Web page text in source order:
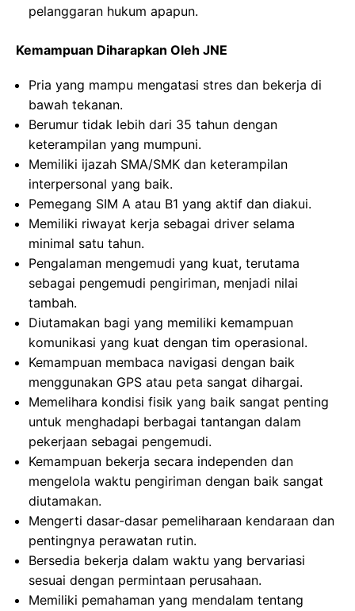
pelanggaran hukum apapun.
Kemampuan Diharapkan Oleh JNE
Pria yang mampu mengatasi stres dan bekerja di
bawah tekanan.
Berumur tidak lebih dari 35 tahun dengan
keterampilan yang mumpuni.
Memiliki ijazah SMA/SMK dan keterampilan
interpersonal yang baik.
Pemegang SIM A atau B1 yang aktif dan diakui.
Memiliki riwayat kerja sebagai driver selama
minimal satu tahun.
Pengalaman mengemudi yang kuat, terutama
sebagai pengemudi pengiriman, menjadi nilai
tambah.
Diutamakan bagi yang memiliki kemampuan
komunikasi yang kuat dengan tim operasional.
Kemampuan membaca navigasi dengan baik
menggunakan GPS atau peta sangat dihargai.
Memelihara kondisi fisik yang baik sangat penting
untuk menghadapi berbagai tantangan dalam
pekerjaan sebagai pengemudi.
Kemampuan bekerja secara independen dan
mengelola waktu pengiriman dengan baik sangat
diutamakan.
Mengerti dasar-dasar pemeliharaan kendaraan dan
pentingnya perawatan rutin.
Bersedia bekerja dalam waktu yang bervariasi
sesuai dengan permintaan perusahaan.
Memiliki pemahaman yang mendalam tentang